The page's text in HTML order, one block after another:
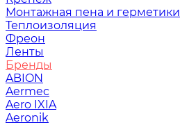
Монтажная пена и герметики
Теплоизоляция
Фреон
Ленты
Бренды
ABION
Aermec
Aero IXIA
Aeronik